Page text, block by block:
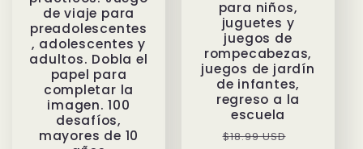
de viaje para
preadolescentes
, adolescentes y
adultos. Dobla el
papel para
completar la
imagen. 100
desafíos,
mayores de 10
para niños,
juguetes y
juegos de
rompecabezas,
juegos de jardín
de infantes,
regreso a la
escuela
Precio
$18.99 USD